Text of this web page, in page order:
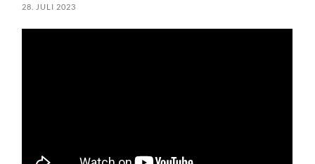
28. JULI 2023